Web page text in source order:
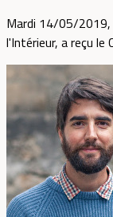
Mardi 14/05/2019,
l'Intérieur, a reçu le